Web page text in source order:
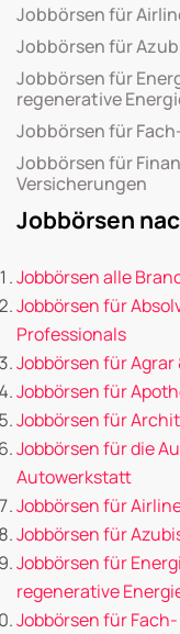
Jobbörsen für
Jobbörsen für
Jobbörsen für
regenerative
Jobbörsen für
Jobbörsen für
Versicherungen
Jobbörsen
Jobbörsen alle
Jobbörsen für
Professionals
Jobbörsen für
Jobbörsen für
Jobbörsen für
Jobbörsen für die
Autowerkstatt
Jobbörsen für
Jobbörsen für
Jobbörsen für
regenerative
Jobbörsen für